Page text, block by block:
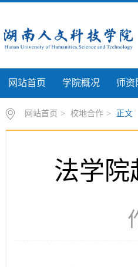
网站首页 学院概况 师资
网站首页 > 校地合作 > 正文
法学院